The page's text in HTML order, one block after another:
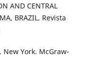
AND CENTRAL
BRAZIL. Revista
New York. McGraw-